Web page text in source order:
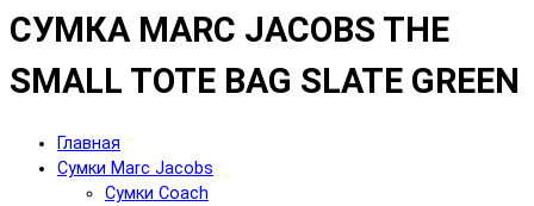
СУМКА MARC JACOBS THE
SMALL TOTE BAG SLATE GREEN
Главная
Сумки Marc Jacobs
Сумки Coach